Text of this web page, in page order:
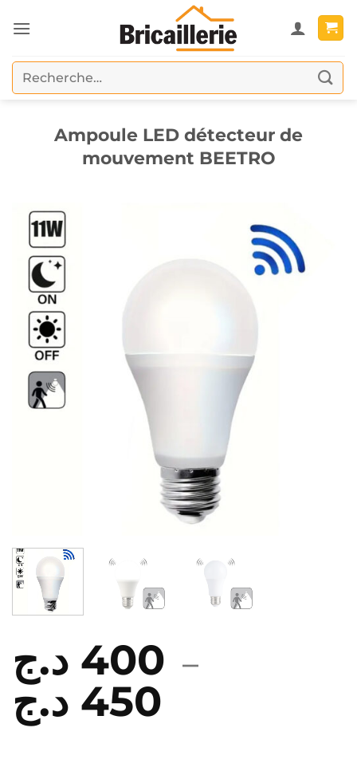
au
Recherche
pour :
Ampoule LED détecteur de
mouvement BEETRO
400 د.ج –
450 د.ج